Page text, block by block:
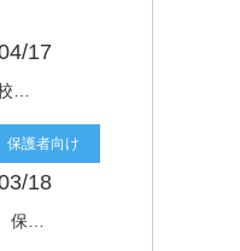
17
…
保護者向け
18
保…